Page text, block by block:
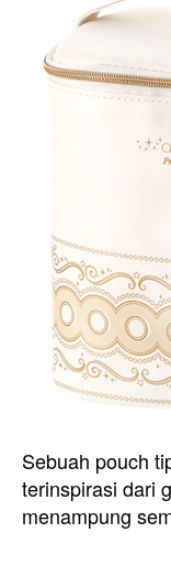
Sebuah pouch
terinspirasi dari
menampung